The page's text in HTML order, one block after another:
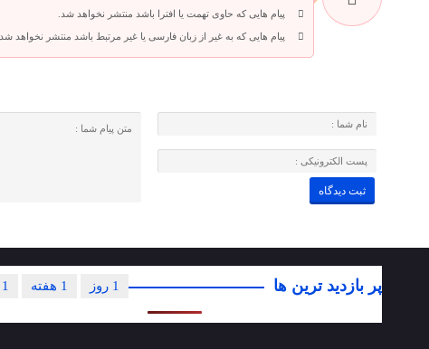
پیام هایی که حاوی تهمت یا افترا باشد منتشر نخواهد شد.
پیام هایی که به غیر از زبان فارسی یا غیر مرتبط باشد منتشر نخواهد شد.
پر بازدید ترین ها 1 ماه 1 هفته 1 روز